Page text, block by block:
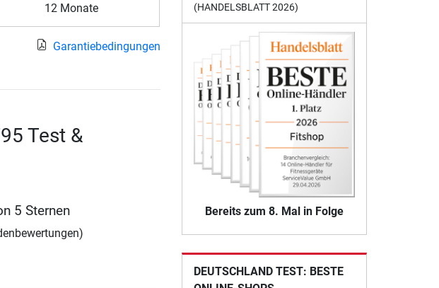
12 Monate
Garantiebedingungen
Test &
5 Sternen
(HANDELSBLATT 2026)
Bereits zum 8. Mal in Folge
DEUTSCHLAND TEST: BESTE